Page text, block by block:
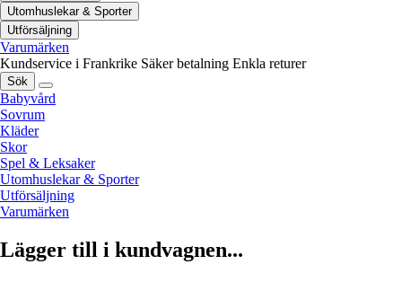
Utomhuslekar & Sporter
Utförsäljning
Varumärken
Kundservice i Frankrike Säker betalning Enkla returer
Sök
Babyvård
Sovrum
Kläder
Skor
Spel & Leksaker
Utomhuslekar & Sporter
Utförsäljning
Varumärken
Lägger till i kundvagnen...